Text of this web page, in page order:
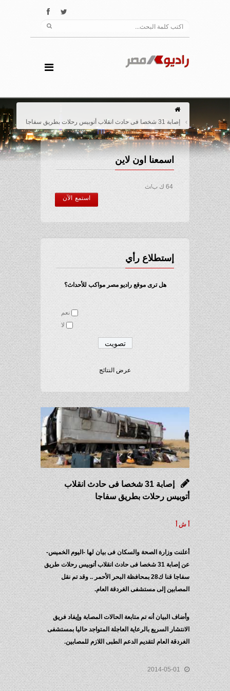
إصابة 31 شخصا فى حادث انقلاب أتوبيس رحلات بطريق سفاجا
اسمعنا اون لاين
64 ك ب/ث
استمع الآن
إستطلاع رأي
هل ترى موقع راديو مصر مواكب للأحداث؟
نعم
لا
عرض النتائج
إصابة 31 شخصا فى حادث انقلاب
أتوبيس رحلات بطريق سفاجا
أ ش أ
أعلنت وزارة الصحة والسكان فى بيان لها -اليوم الخميس-
عن إصابة 31 شخصا فى حادث انقلاب أتوبيس رحلات طريق
سفاجا قنا ك28 بمحافظة البحر الأحمر .. وقد تم نقل
المصابين إلى مستشفى الغردقة العام.
وأضاف البيان أنه تم متابعة الحالات المصابة وإيفاد فريق
الانتشار السريع بالرعاية العاجلة المتواجد حاليا بمستشفى
الغردقة العام لتقديم الدعم الطبى اللازم للمصابين.
2014-05-01